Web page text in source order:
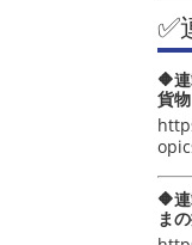
✅
🔶
貨
🔶
ま